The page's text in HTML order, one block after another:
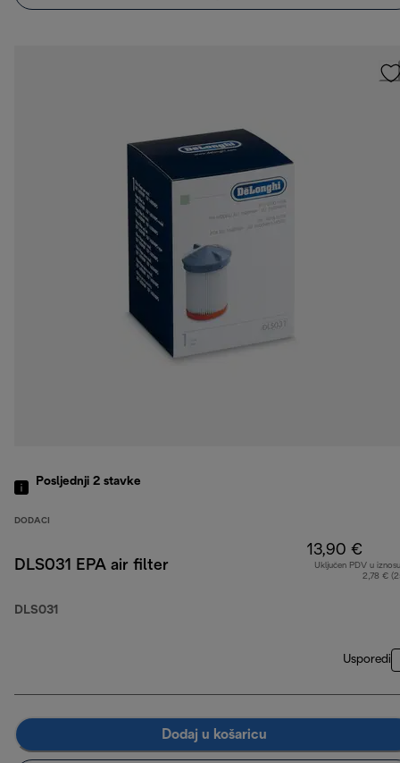
Posljednji 2 stavke
DODACI
DLS031 EPA air filter
DLS031
13,90 €
Uključen PDV u
2,78 €
Usporedi
Dodaj u košaricu